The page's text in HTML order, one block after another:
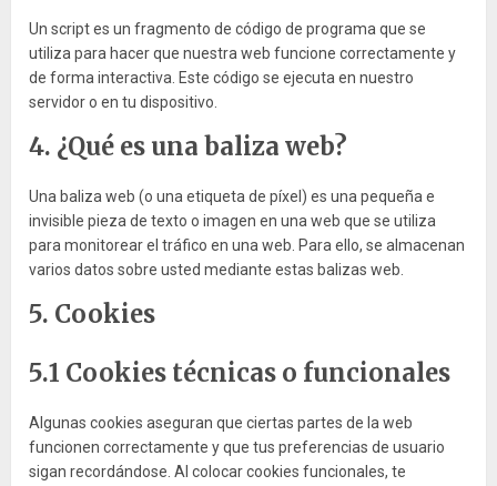
Un script es un fragmento de código de programa que se
utiliza para hacer que nuestra web funcione correctamente y
de forma interactiva. Este código se ejecuta en nuestro
servidor o en tu dispositivo.
4. ¿Qué es una baliza web?
Una baliza web (o una etiqueta de píxel) es una pequeña e
invisible pieza de texto o imagen en una web que se utiliza
para monitorear el tráfico en una web. Para ello, se almacenan
varios datos sobre usted mediante estas balizas web.
5. Cookies
5.1 Cookies técnicas o funcionales
Algunas cookies aseguran que ciertas partes de la web
funcionen correctamente y que tus preferencias de usuario
sigan recordándose. Al colocar cookies funcionales, te